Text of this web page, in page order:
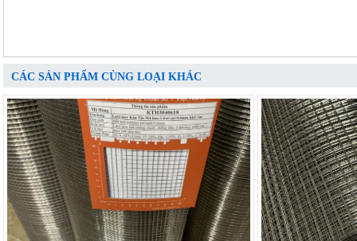
CÁC SẢN PHẨM CÙNG LOẠI KHÁC